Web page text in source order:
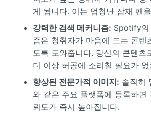
게 됩니다. 이는 엄청난 잠재 팬
강력한 검색 메커니즘: Spotify의
즘은 청취자가 마음에 드는 콘텐
도록 도와줍니다. 당신의 콘텐츠
더 이상 허공에 소리칠 필요가 없
향상된 전문가적 이미지: 솔직히
와 같은 주요 플랫폼에 등록하면
뢰도가 즉시 높아집니다.